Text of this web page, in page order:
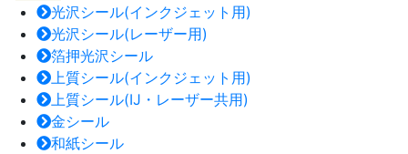
光沢シール(インクジェット用)
光沢シール(レーザー用)
箔押光沢シール
上質シール(インクジェット用)
上質シール(IJ・レーザー共用)
金シール
和紙シール